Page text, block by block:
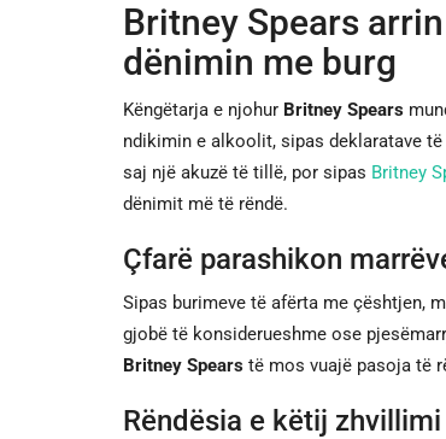
Britney Spears
dënimin me burg
Këngëtarja e njohur Britney Spears
ndikimin e alkoolit, sipas deklaratave
saj një akuzë të tillë, por sipas Britney
dënimit më të rëndë.
Çfarë parashikon
Sipas burimeve të afërta me çështjen,
gjobë të konsiderueshme ose
Britney Spears të mos vuajë pasoja të
Rëndësia e këtij zhvillimi